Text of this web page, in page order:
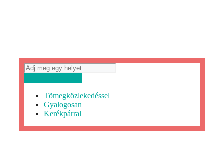
Tömegközlekedéssel
Gyalogosan
Kerékpárral